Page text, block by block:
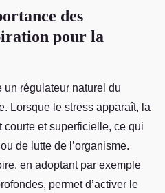
des
pour la
un régulateur naturel du
Lorsque le stress apparaît, la
et superficielle, ce qui
de lutte de l’organisme.
en adoptant par exemple
permet d’activer le